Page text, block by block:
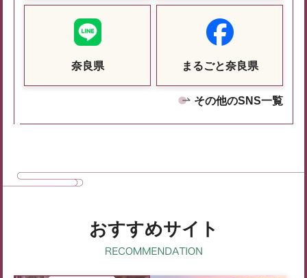
奈良県 まるごと奈良県
その他のSNS一覧
おすすめサイト